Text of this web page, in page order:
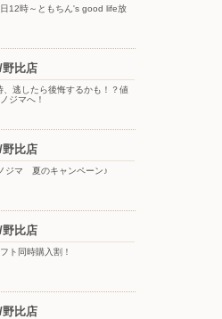
12時～ともちん's good life放
野比店
、逃したら後悔するかも！？値
ジマへ！
野比店
ジマ 夏のキャンペーン♪
野比店
ト同時購入割！
野比店